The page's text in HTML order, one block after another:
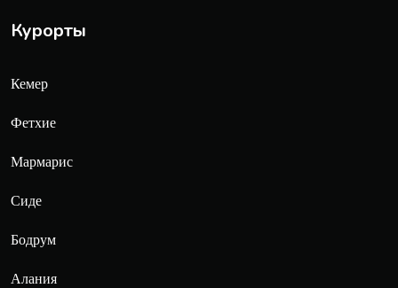
Курорты
Кемер
Фетхие
Мармарис
Сиде
Бодрум
Алания